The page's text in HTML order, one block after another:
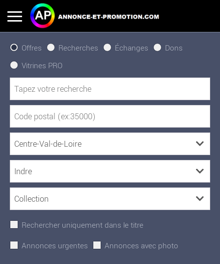
Offres Recherches Échanges
Dons
Vitrines PRO
Rechercher uniquement dans le titre
Annonces urgentes
Annonces avec photo